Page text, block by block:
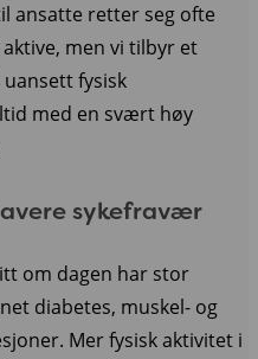
ansatte retter seg ofte
men vi tilbyr et
uansett fysisk
med en svært høy
sykefravær
om dagen har stor
diabetes, muskel- og
Mer fysisk aktivitet i